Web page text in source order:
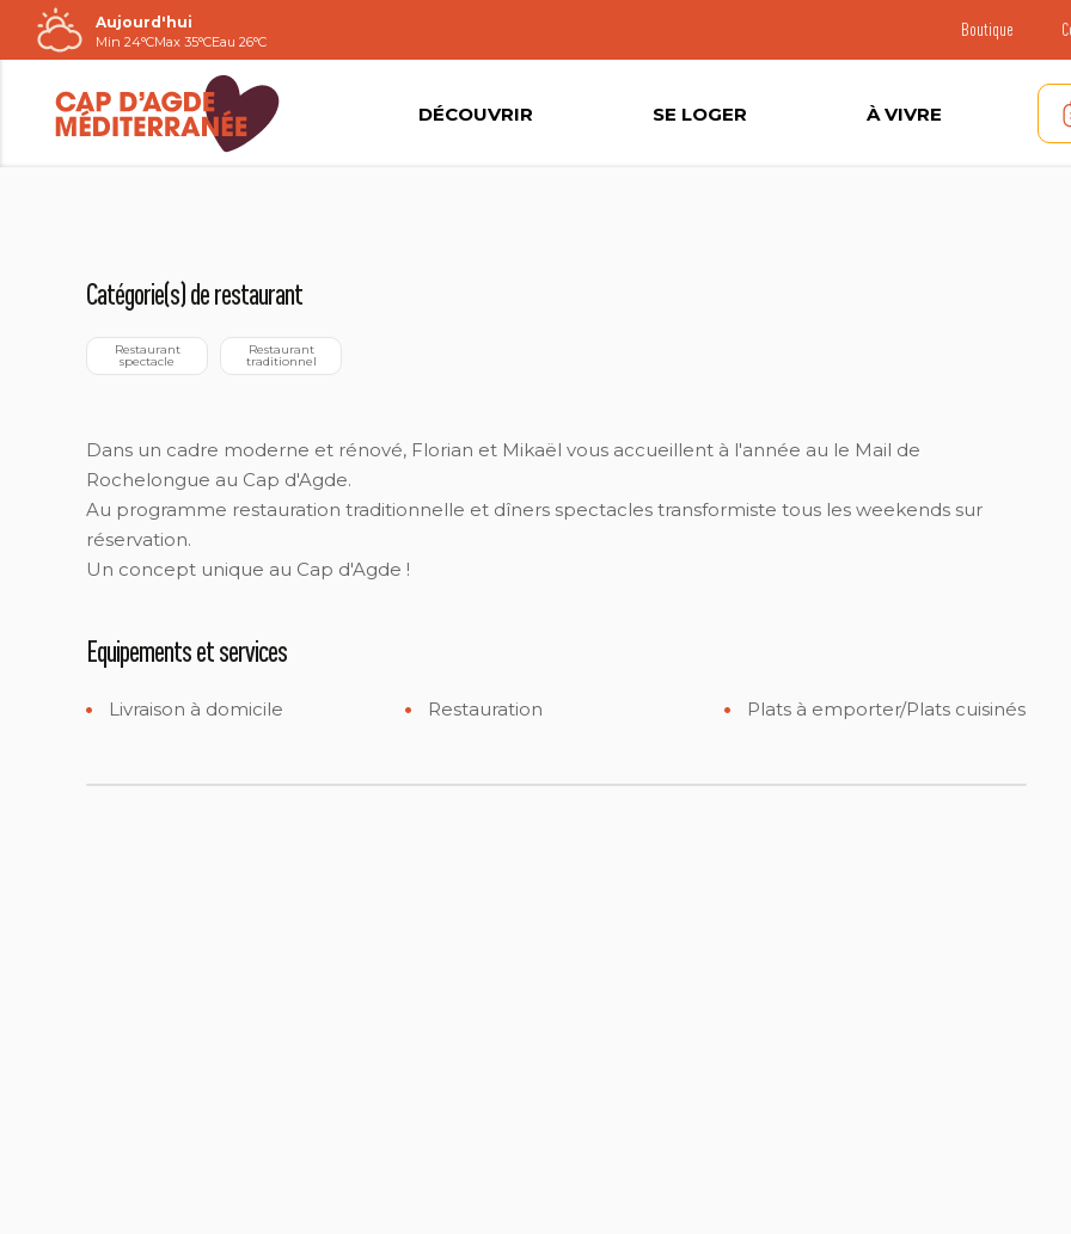
Passer
au
contenu
Aujourd'hui
Min 24°CMax 35°CEau 26°C
Boutique
DÉCOUVRIR SE LOGER À VIVRE
Catégorie(s) de restaurant
spectacle traditionnel
Dans un cadre moderne et rénové, Florian et Mikaël vous accueillent à l'année au le Mail de
Rochelongue au Cap d'Agde.
Au programme restauration traditionnelle et dîners spectacles transformiste tous les weekends sur
réservation.
Un concept unique au Cap d'Agde !
Equipements et services
Livraison à domicile Restauration Plats à emporter/Plats cuisinés